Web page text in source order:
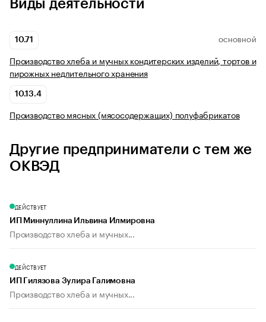
Виды деятельности
10.71 ОСНОВНОЙ
Производство хлеба и мучных кондитерских изделий, тортов и
пирожных недлительного хранения
10.13.4
Производство мясных (мясосодержащих) полуфабрикатов
Другие предприниматели с тем же
ОКВЭД
ДЕЙСТВУЕТ
ИП Миннуллина Ильвина Илмировна
Производство хлеба и мучных...
ДЕЙСТВУЕТ
ИП Гилязова Зулира Галимовна
Производство хлеба и мучных...